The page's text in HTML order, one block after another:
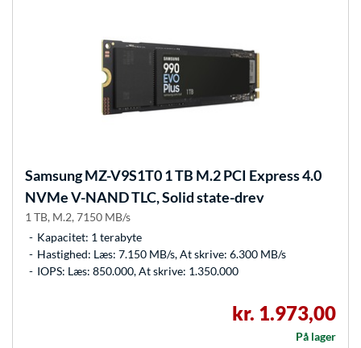
SamsungMZ-V9S1T0 1 TB M.2 PCI Express 4.0
NVMe V-NAND TLC, Solid state-drev
1 TB, M.2, 7150 MB/s
Kapacitet: 1 terabyte
Hastighed: Læs: 7.150 MB/s, At skrive: 6.300 MB/s
IOPS: Læs: 850.000, At skrive: 1.350.000
kr. 1.973,00
På lager